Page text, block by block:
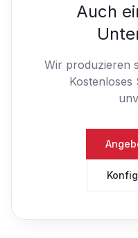
Auch
Wir produzieren
Kostenloses